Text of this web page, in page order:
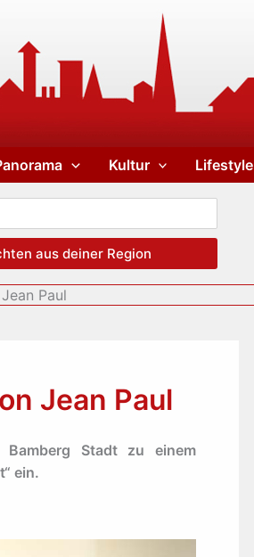
Kultur Lifestyle
aus deiner Region
Paul
Jean Paul
Stadt zu einem
ein.